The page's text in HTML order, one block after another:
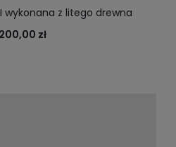
wykonana z litego drewna
z szufladami
zł